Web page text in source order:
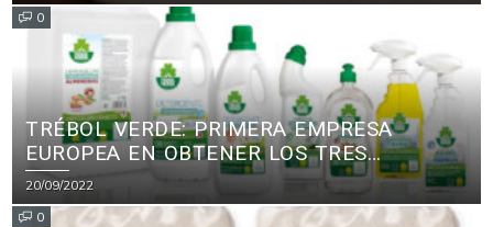
0
TRÉBOL VERDE: PRIMERA EMPRESA
EUROPEA EN OBTENER LOS TRES
PRINCIPALES CERTIFICADOS ECOLÓGICOS
PARA PRODUCTOS DE LIMPIEZA
20/09/2022
0